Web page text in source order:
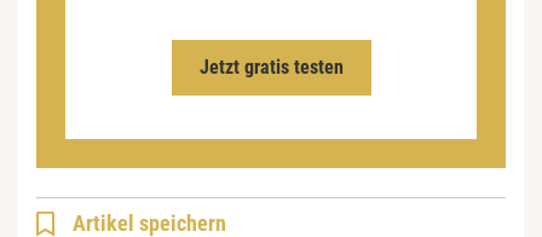
Jetzt gratis testen
Artikel speichern